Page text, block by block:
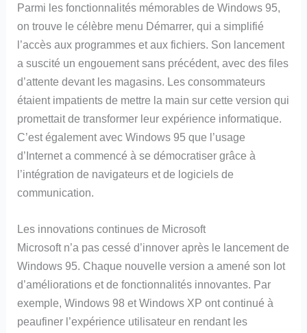
Parmi les fonctionnalités mémorables de Windows 95,
on trouve le célèbre menu Démarrer, qui a simplifié
l’accès aux programmes et aux fichiers. Son lancement
a suscité un engouement sans précédent, avec des files
d’attente devant les magasins. Les consommateurs
étaient impatients de mettre la main sur cette version qui
promettait de transformer leur expérience informatique.
C’est également avec Windows 95 que l’usage
d’Internet a commencé à se démocratiser grâce à
l’intégration de navigateurs et de logiciels de
communication.
Les innovations continues de Microsoft
Microsoft n’a pas cessé d’innover après le lancement de
Windows 95. Chaque nouvelle version a amené son lot
d’améliorations et de fonctionnalités innovantes. Par
exemple, Windows 98 et Windows XP ont continué à
peaufiner l’expérience utilisateur en rendant les